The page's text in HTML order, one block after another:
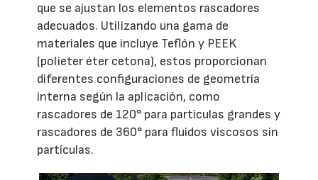
que se ajustan los elementos rascadores
adecuados. Utilizando una gama de
materiales que incluye Teflón y PEEK
(polieter éter cetona), estos proporcionan
diferentes configuraciones de geometría
interna según la aplicación, como
rascadores de 120° para partículas grandes y
rascadores de 360° para fluidos viscosos sin
partículas.